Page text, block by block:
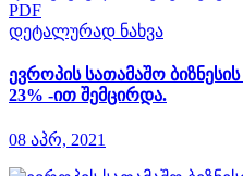
PDF
დეტალურად ნახვა
ევროპის სათამაშო
23% -ით შემცირდა.
08 აპრ, 2021